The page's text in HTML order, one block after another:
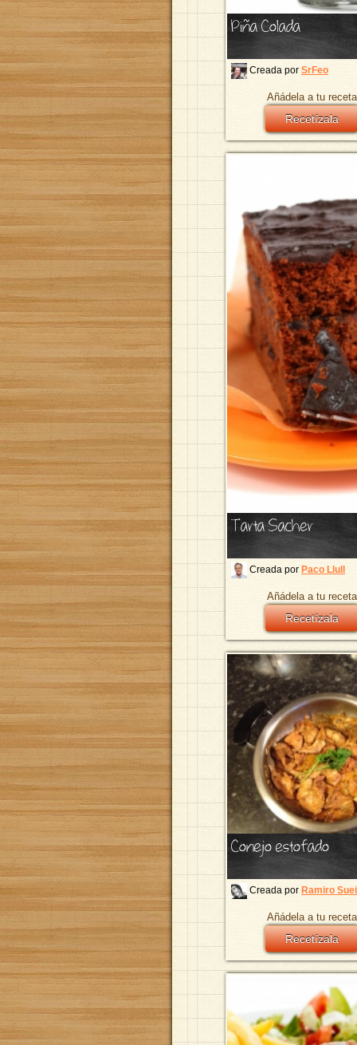
Piña Colada
Creada por SrFeo
Añádela a tu
Recetízala
Tarta Sacher
Creada por Paco Llull
Añádela a tu
Recetízala
Conejo estofado
Creada por Ramiro
Añádela a tu
Recetízala